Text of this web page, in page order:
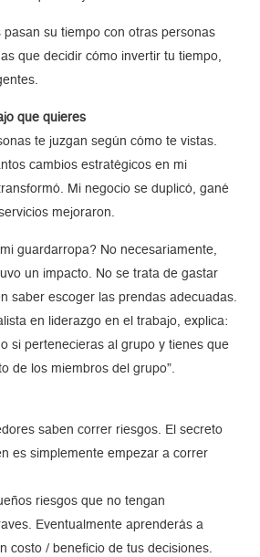
pasan su tiempo con otras personas
que decidir cómo invertir tu tiempo,
que quieres
te juzgan según cómo te vistas.
cambios estratégicos en mi
Mi negocio se duplicó, gané
mejoraron.
guardarropa? No necesariamente,
un impacto. No se trata de gastar
saber escoger las prendas adecuadas.
en liderazgo en el trabajo, explica:
si pertenecieras al grupo y tienes que
de los miembros del grupo”.
saben correr riesgos. El secreto
es simplemente empezar a correr
riesgos que no tengan
Eventualmente aprenderás a
costo / beneficio de tus decisiones.